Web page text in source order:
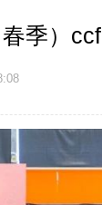
季）ccf